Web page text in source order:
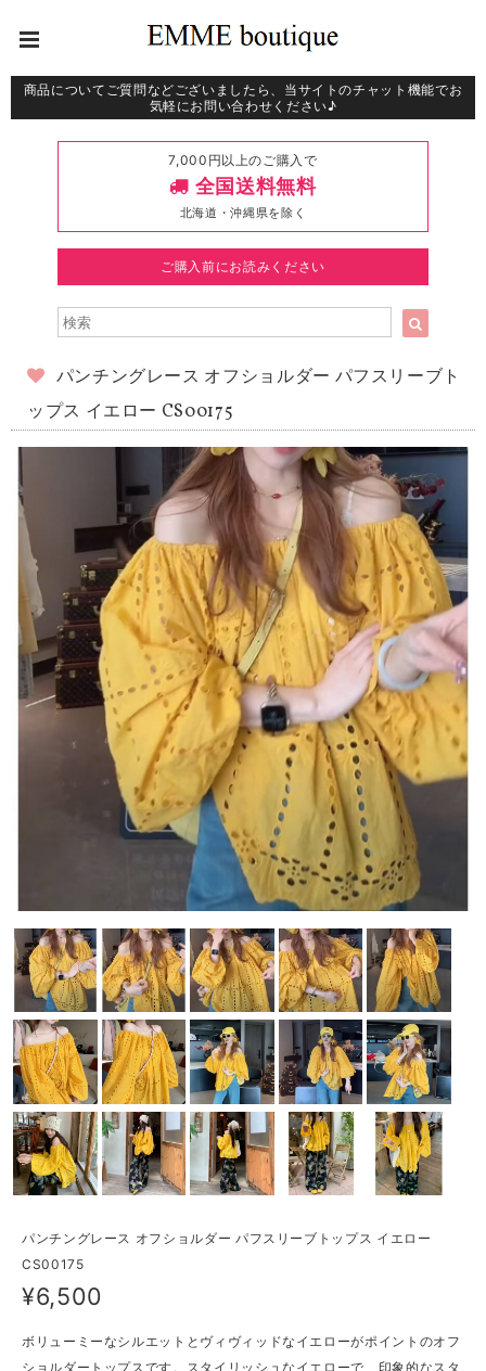
商品についてご質問などございましたら、当サイトのチャット機能でお
気軽にお問い合わせください♪
7,000円以上のご購入で
全国送料無料
北海道・沖縄県を除く
ご購入前にお読みください
パンチングレース オフショルダー パフスリーブト
ップス イエロー CS00175
パンチングレース オフショルダー パフスリーブトップス イエロー
CS00175
¥6,500
ボリューミーなシルエットとヴィヴィッドなイエローがポイントのオフ
ショルダートップスです。スタイリッシュなイエローで、印象的なスタ